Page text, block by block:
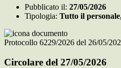
Pubblicato il: 27/05/2026
Tipologia: Tutto il
Protocollo 6229/2026 del 26/05/
Circolare del 27/05/2026